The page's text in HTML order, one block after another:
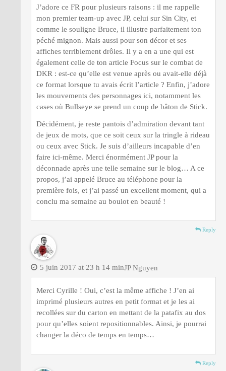
J’adore ce FR pour plusieurs raisons : il me rappelle
mon premier team-up avec JP, celui sur Sin City, et
comme le souligne Bruce, il illustre parfaitement ton
péché mignon. Mais aussi pour son décor et ses
affiches terriblement drôles. Il y a en a une qui est
également celle de ton article Focus sur le combat de
DKR : est-ce qu’elle est venue après ou avait-elle déjà
ce format lorsque tu avais écrit l’article ? Enfin, j’adore
les mouvements des personnages ici, notamment les
cases où Bullseye se prend un coup de bâton de Stick.
Décidément, je reste pantois d’admiration devant tant
de jeux de mots, que ce soit ceux sur la tringle à rideau
ou ceux avec Stick. Je suis d’ailleurs incapable d’en
faire ici-même. Merci énormément JP pour la
déconnade après une telle semaine sur le blog… A ce
propos, j’ai appelé Bruce au téléphone pour la
première fois, et j’ai passé un excellent moment, qui a
conclu ma semaine au boulot en beauté !
Reply
JP Nguyen
5 juin 2017 at 23 h 14 min
Merci Cyrille ! Oui, c’est la même affiche ! J’en ai
imprimé plusieurs autres en petit format et je les ai
recollées sur du carton en mettant de la patafix au dos
pour qu’elles soient repositionnables. Ainsi, je pourrai
changer la déco de temps en temps…
Reply